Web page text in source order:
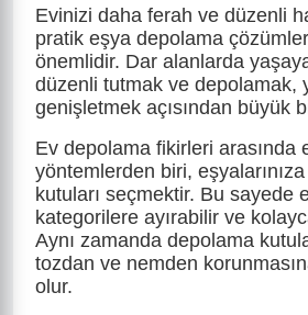
Evinizi daha ferah ve düzenli
pratik eşya depolama
önemlidir. Dar alanlarda
düzenli tutmak ve depolamak,
genişletmek açısından büyük
Ev depolama fikirleri arasında
yöntemlerden biri,
kutuları seçmektir. Bu sayede
kategorilere ayırabilir ve
Aynı zamanda depolama
tozdan ve nemden
olur.